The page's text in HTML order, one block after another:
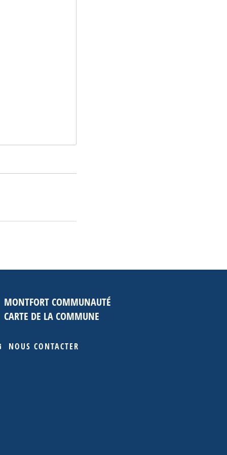
MONTFORT COMMUNAUTÉ
CARTE DE LA COMMUNE
NOUS CONTACTER